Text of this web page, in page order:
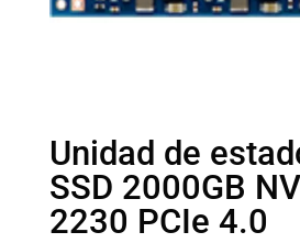
Unidad de
SSD 2000GB
2230 PCIe 4.0